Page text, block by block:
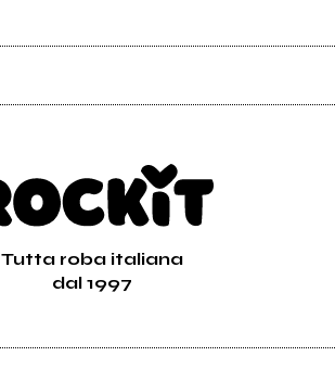
Tutta roba italiana
dal 1997